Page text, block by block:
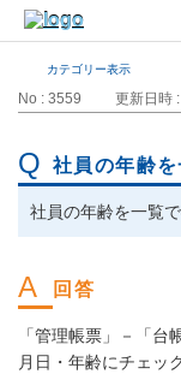
カテゴリー表示
No : 3559 更新日時
社員の年齢
社員の年齢を一覧
「管理帳票」－「
月日・年齢にチェッ